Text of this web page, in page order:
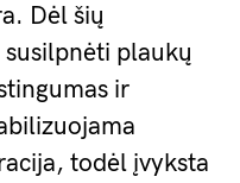
Dėl šių
plaukų
ir
todėl įvyksta